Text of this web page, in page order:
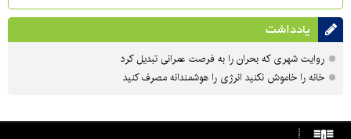
یادداشت
روایت شهری که بحران را به فرصت عمرانی تبدیل کرد
خانه را خاموش نکنید انرژی را هوشمندانه مصرف کنید